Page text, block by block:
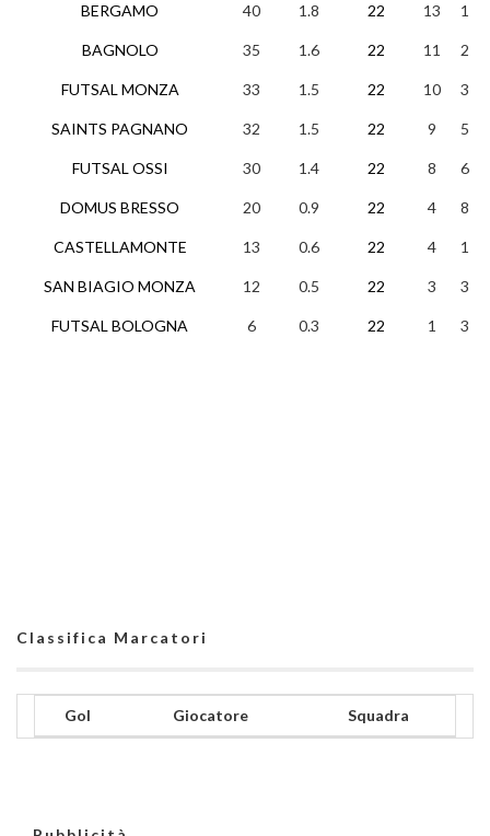
BERGAMO
BAGNOLO
FUTSAL MONZA
SAINTS PAGNANO
FUTSAL OSSI
DOMUS BRESSO
CASTELLAMONTE
SAN BIAGIO MONZA
FUTSAL BOLOGNA
40 1.8 22 13 1
35 1.6 22 11 2
33 1.5 22 10 3
32 1.5 22 9 5
30 1.4 22 8 6
20 0.9 22 4 8
13 0.6 22 4 1
12 0.5 22 3 3
6 0.3 22 1 3
Classifica Marcatori
Gol Giocatore Squadra